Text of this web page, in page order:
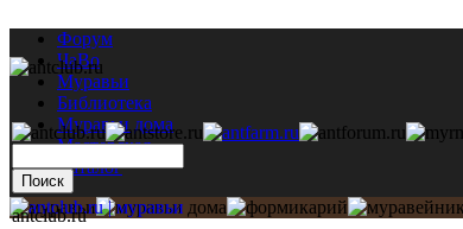
Форум
ЧаВо
Муравьи
Библиотека
Муравьи дома
Мастерская
Каталог
antclub.ru